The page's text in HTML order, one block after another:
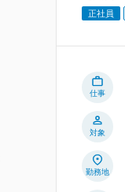
正社員
仕事
対象
勤務地